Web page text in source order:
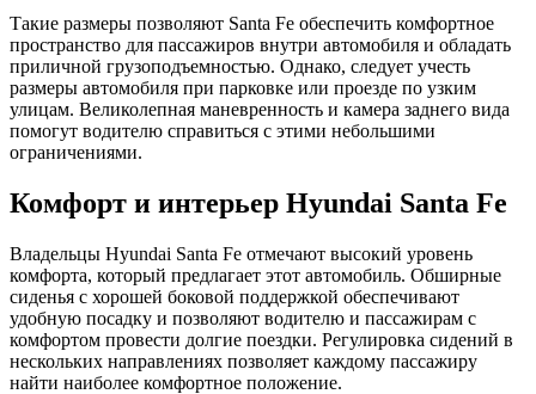
Такие размеры позволяют Santa Fe обеспечить комфортное
пространство для пассажиров внутри автомобиля и обладать
приличной грузоподъемностью. Однако, следует учесть
размеры автомобиля при парковке или проезде по узким
улицам. Великолепная маневренность и камера заднего вида
помогут водителю справиться с этими небольшими
ограничениями.
Комфорт и интерьер Hyundai Santa Fe
Владельцы Hyundai Santa Fe отмечают высокий уровень
комфорта, который предлагает этот автомобиль. Обширные
сиденья с хорошей боковой поддержкой обеспечивают
удобную посадку и позволяют водителю и пассажирам с
комфортом провести долгие поездки. Регулировка сидений в
нескольких направлениях позволяет каждому пассажиру
найти наиболее комфортное положение.